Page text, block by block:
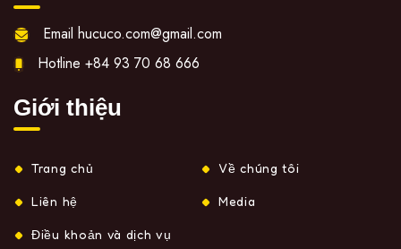
Email hucuco.com@gmail.com
Hotline +84 93 70 68 666
Giới thiệu
Trang chủ Về chúng tôi
Liên hệ Media
Điều khoản và dịch vụ